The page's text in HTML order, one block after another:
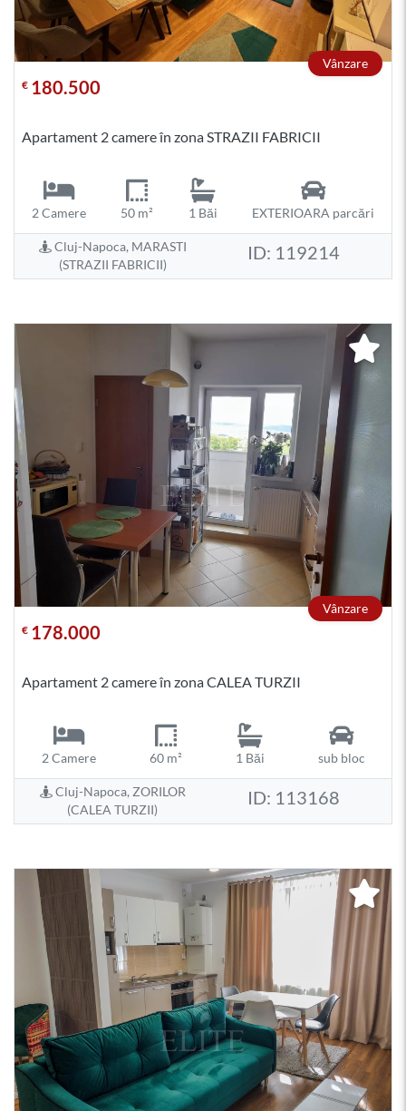
Vânzare
€ 180.500
Apartament 2 camere în zona STRAZII FABRICII
2 Camere 50 m² 1 Băi EXTERIOARA parcări
Cluj-Napoca, MARASTI
(STRAZII FABRICII)
ID: 119214
Vânzare
€ 178.000
Apartament 2 camere în zona CALEA TURZII
2 Camere 60 m² 1 Băi sub bloc
Cluj-Napoca, ZORILOR
(CALEA TURZII)
ID: 113168